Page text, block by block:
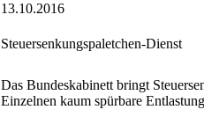
13.10.2016
Steuersenkungspaletchen-Dienst
Das Bundeskabinett bringt
Einzelnen kaum spürbare